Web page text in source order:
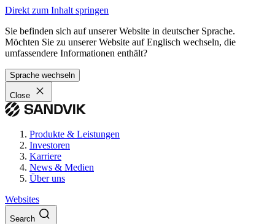
Direkt zum Inhalt springen
Sie befinden sich auf unserer Website in deutscher Sprache.
Möchten Sie zu unserer Website auf Englisch wechseln, die
umfassendere Informationen enthält?
Sprache wechseln
Close
Produkte & Leistungen
Investoren
Karriere
News & Medien
Über uns
Websites
Search